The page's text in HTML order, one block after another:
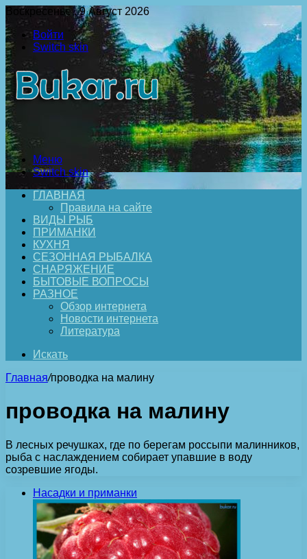
Воскресенье , 9 Август 2026
Войти
Switch skin
Меню
Switch skin
ГЛАВНАЯ
Правила на сайте
ВИДЫ РЫБ
ПРИМАНКИ
КУХНЯ
СЕЗОННАЯ РЫБАЛКА
СНАРЯЖЕНИЕ
БЫТОВЫЕ ВОПРОСЫ
РАЗНОЕ
Обзор интернета
Новости интернета
Литература
Искать
Главная/проводка на малину
проводка на малину
В лесных речушках, где по берегам россыпи малинников,
рыба с наслаждением собирает упавшие в воду
созревшие ягоды.
Насадки и приманки